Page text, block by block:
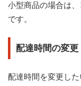
小型商品の場合は
です。
配達時間の変更
配達時間を変更し